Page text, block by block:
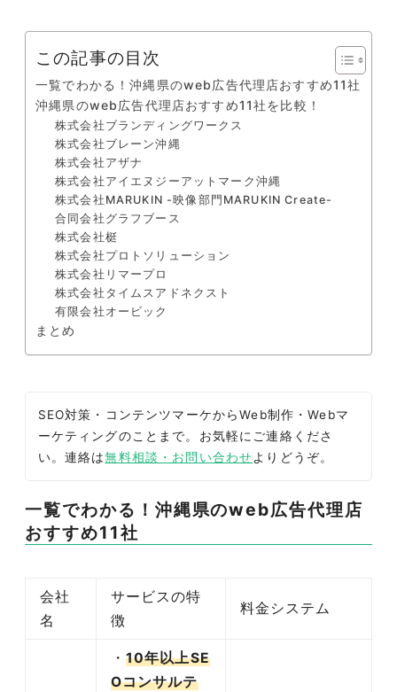
この記事の目次
一覧でわかる！沖縄県のweb広告代理店おすすめ11社
沖縄県のweb広告代理店おすすめ11社を比較！
株式会社ブランディングワークス
株式会社ブレーン沖縄
株式会社アザナ
株式会社アイエヌジーアットマーク沖縄
株式会社MARUKIN -映像部門MARUKIN Create-
合同会社グラフブース
株式会社梃
株式会社プロトソリューション
株式会社リマープロ
株式会社タイムスアドネクスト
有限会社オービック
まとめ
SEO対策・コンテンツマーケからWeb制作・Webマ
ーケティングのことまで。お気軽にご連絡くださ
い。連絡は無料相談・お問い合わせよりどうぞ。
一覧でわかる！沖縄県のweb広告代理店
おすすめ11社
会社
名
サービスの特
徴
料金システム
・ 10年以上SE
Oコンサルテ